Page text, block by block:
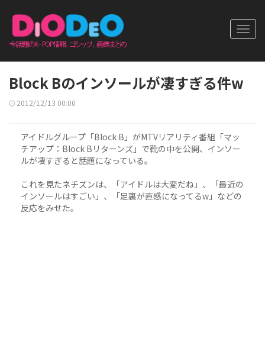
Block Bのインソールが凄すぎる件w
2012/12/13 00:00
アイドルグループ「Block B」がMTVリアリティ番組「マッ
チアップ：Block Bリターンズ」で靴の中を公開、インソー
ルが凄すぎると話題になっている。
これを見たネチズンは、「アイドルは大変だね」、「最近の
インソールはすごい」、「足裏が直感になってるw」などの
反応をみせた。